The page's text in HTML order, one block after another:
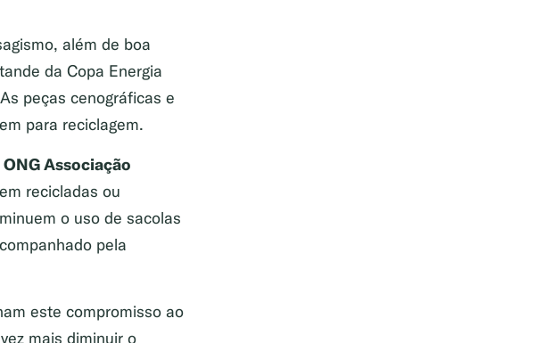
além de boa
da Copa Energia
peças cenográficas e
para reciclagem.
ONG Associação
recicladas ou
o uso de sacolas
pela
este compromisso ao
mais diminuir o